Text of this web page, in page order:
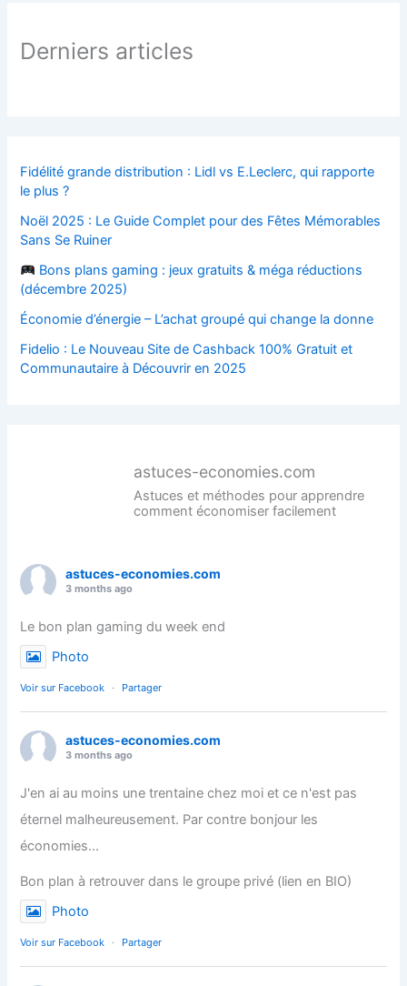
Derniers articles
Fidélité grande distribution : Lidl vs E.Leclerc, qui rapporte
le plus ?
Noël 2025 : Le Guide Complet pour des Fêtes Mémorables
Sans Se Ruiner
Bons plans gaming : jeux gratuits & méga réductions
(décembre 2025)
Économie d’énergie – L’achat groupé qui change la donne
Fidelio : Le Nouveau Site de Cashback 100% Gratuit et
Communautaire à Découvrir en 2025
astuces-economies.com
Astuces et méthodes pour apprendre
comment économiser facilement
astuces-economies.com
3 months ago
Le bon plan gaming du week end
Photo
Voir sur Facebook · Partager
astuces-economies.com
3 months ago
J'en ai au moins une trentaine chez moi et ce n'est pas
éternel malheureusement. Par contre bonjour les
économies...
Bon plan à retrouver dans le groupe privé (lien en BIO)
Photo
Voir sur Facebook · Partager